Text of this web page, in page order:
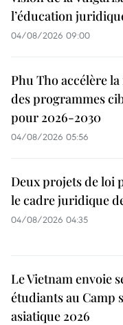
l’éducation
04/08/2026 09:00
Phu Tho accélère
des programmes
pour 2026-2030
04/08/2026 05:56
Deux projets de loi
le cadre juridique
04/08/2026 04:35
Le Vietnam envoie
étudiants au Camp
asiatique 2026